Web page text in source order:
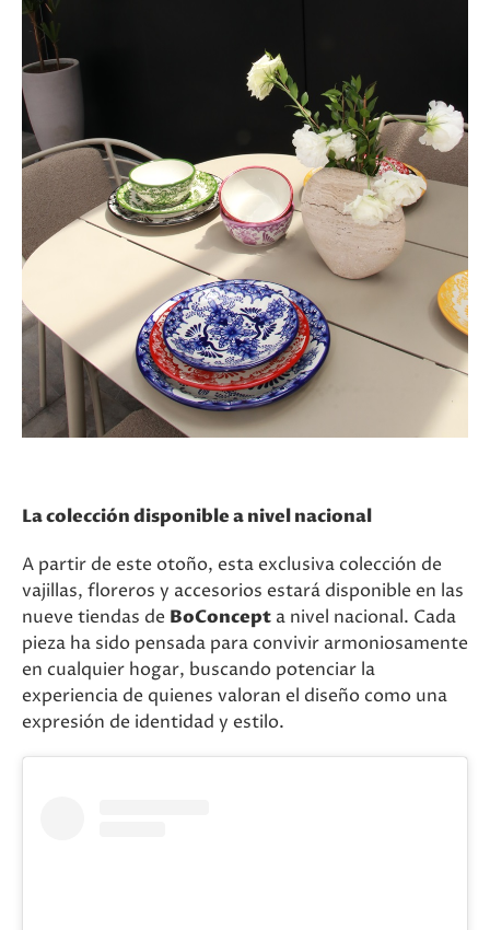
La colección disponible a nivel nacional
A partir de este otoño, esta exclusiva colección de
vajillas, floreros y accesorios estará disponible en las
nueve tiendas de BoConcept a nivel nacional. Cada
pieza ha sido pensada para convivir armoniosamente
en cualquier hogar, buscando potenciar la
experiencia de quienes valoran el diseño como una
expresión de identidad y estilo.